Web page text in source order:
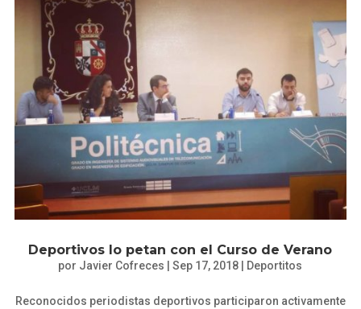
Deportivos lo petan con el Curso de Verano
por Javier Cofreces |Sep 17, 2018 Deportitos
Reconocidos periodistas deportivos participaron activamente